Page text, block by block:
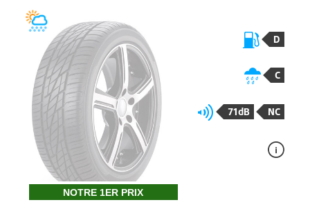
NOTRE 1ER PRIX
D
C
71dB NC